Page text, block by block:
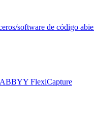
software de código
FlexiCapture